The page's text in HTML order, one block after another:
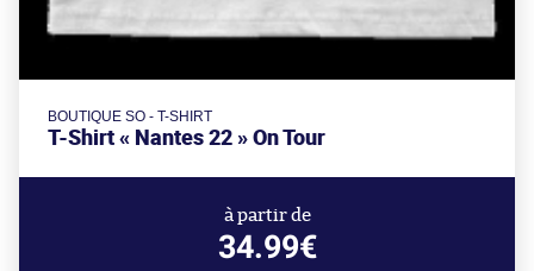
BOUTIQUE SO - T-SHIRT
T-Shirt « Nantes 22 » On Tour
à partir de
34.99€